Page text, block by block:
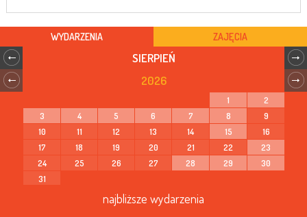
WYDARZENIA ZAJĘCIA
SIERPIEŃ
2026
1
2
3
4 5 6 7 8
9
10
11 12 13 14 15
16
17
18 19 20 21 22
23
24
25 26 27 28 29
30
31
najbliższe wydarzenia